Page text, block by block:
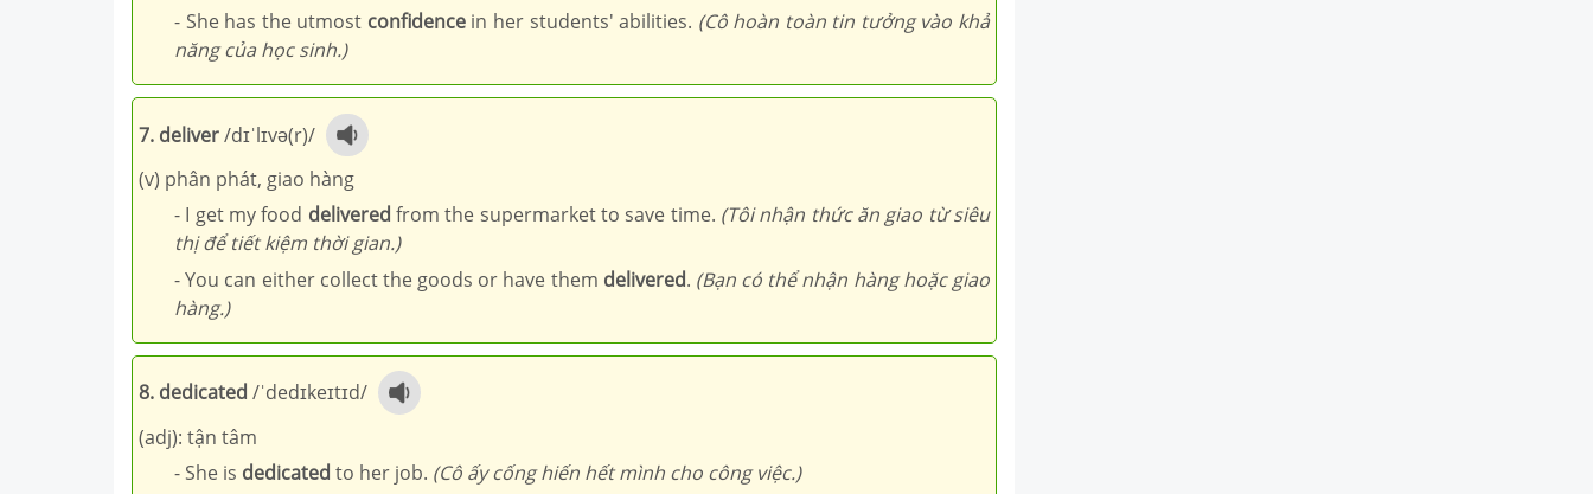
- She has the utmost confidencein her students' abilities. (Cô hoàn toàn tin tưởng vào khả
năng của học sinh.)
7. deliver/dɪˈlɪvə(r)/
(v) phân phát, giao hàng
- I get my food delivered from the supermarket to save time. (Tôi nhận thức ăn giao từ siêu
thị để tiết kiệm thời gian.)
- You can either collect the goods or have them delivered. (Bạn có thể nhận hàng hoặc giao
hàng.)
8. dedicated /ˈdedɪkeɪtɪd/
(adj): tận tâm
- She is dedicated to her job. (Cô ấy cống hiến hết mình cho công việc.)